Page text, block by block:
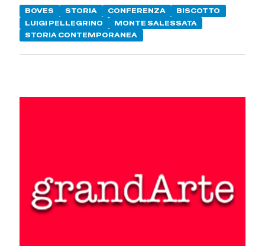
BOVES STORIA CONFERENZA
BISCOTTO
LUIGI PELLEGRINO
MONTE SALESSATA
STORIA CONTEMPORANEA